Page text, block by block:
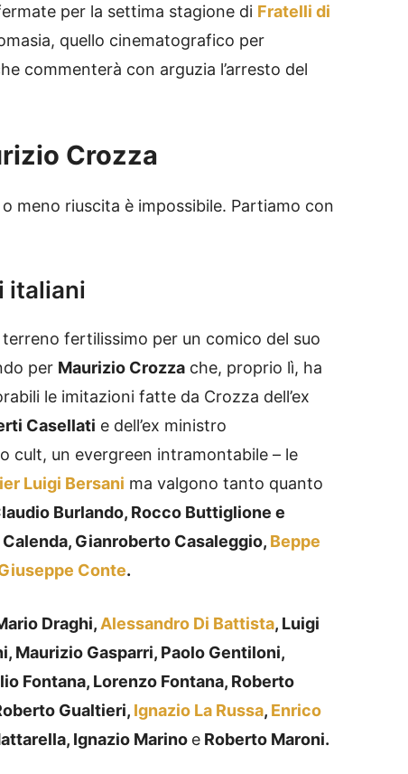
per la settima stagione di Fratelli di
quello cinematografico per
commenterà con arguzia l’arresto del
Crozza
meno riuscita è impossibile. Partiamo con
italiani
fertilissimo per un comico del suo
per Maurizio Crozza che, proprio lì, ha
le imitazioni fatte da Crozza dell’ex
Casellati e dell’ex ministro
cult, un evergreen intramontabile – le
Luigi Bersani ma valgono tanto quanto
Burlando, Rocco Buttiglione e
Gianroberto Casaleggio, Beppe
Conte.
Draghi, Alessandro Di Battista, Luigi
Maurizio Gasparri, Paolo Gentiloni,
Fontana, Lorenzo Fontana, Roberto
Gualtieri, Ignazio La Russa, Enrico
Ignazio Marino e Roberto Maroni.